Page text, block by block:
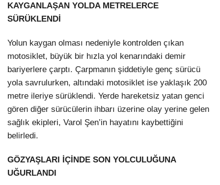
KAYGANLAŞAN YOLDA METRELERCE
SÜRÜKLENDİ
Yolun kaygan olması nedeniyle kontrolden çıkan
motosiklet, büyük bir hızla yol kenarındaki demir
bariyerlere çarptı. Çarpmanın şiddetiyle genç sürücü
yola savrulurken, altındaki motosiklet ise yaklaşık 200
metre ileriye sürüklendi. Yerde hareketsiz yatan genci
gören diğer sürücülerin ihbarı üzerine olay yerine gelen
sağlık ekipleri, Varol Şen’in hayatını kaybettiğini
belirledi.
GÖZYAŞLARI İÇİNDE SON YOLCULUĞUNA
UĞURLANDI